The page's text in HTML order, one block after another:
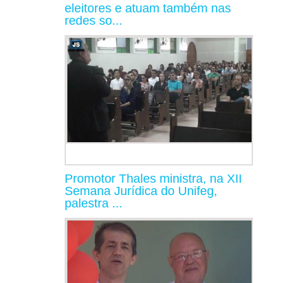
eleitores e atuam também nas
redes so...
Promotor Thales ministra, na XII
Semana Jurídica do Unifeg,
palestra ...